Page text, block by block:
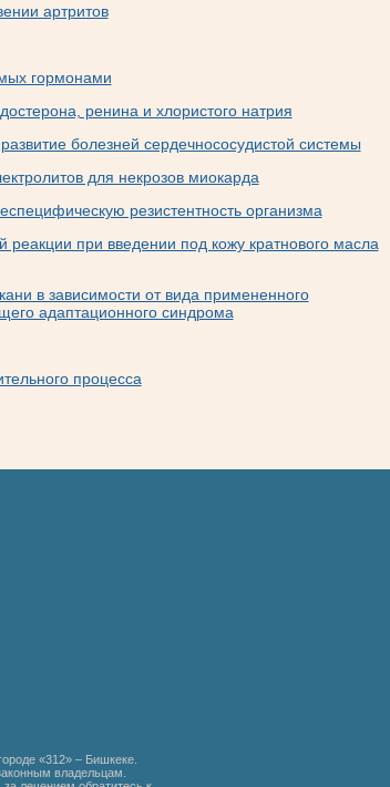
артритов
гормонами
ренина и хлористого натрия
болезней сердечнососудистой системы
для некрозов миокарда
резистентность организма
реакции при введении под кожу кратнового масла
в зависимости от вида примененного
адаптационного синдрома
процесса
«312» – Бишкеке.
владельцам.